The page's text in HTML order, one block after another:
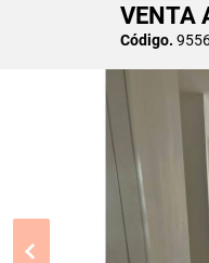
VENTA
Código.